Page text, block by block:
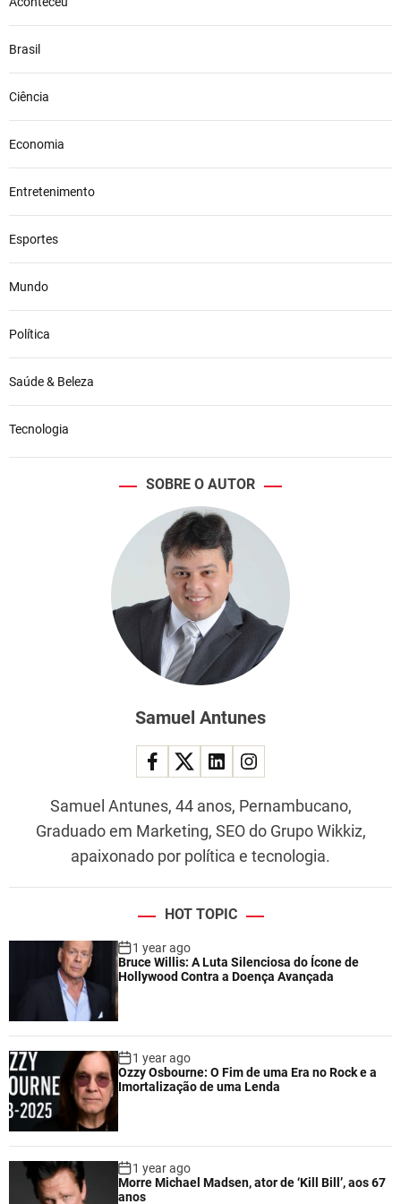
Brasil
Ciência
Economia
Entretenimento
Esportes
Mundo
Política
Saúde & Beleza
Tecnologia
SOBRE O AUTOR
Samuel Antunes
Samuel Antunes, 44 anos, Pernambucano,
Graduado em Marketing, SEO do Grupo Wikkiz,
apaixonado por política e tecnologia.
HOT TOPIC
1 year ago
Bruce Willis: A Luta Silenciosa do Ícone de
Hollywood Contra a Doença Avançada
1 year ago
Ozzy Osbourne: O Fim de uma Era no Rock e a
Imortalização de uma Lenda
1 year ago
Morre Michael Madsen, ator de ‘Kill Bill’, aos 67
anos